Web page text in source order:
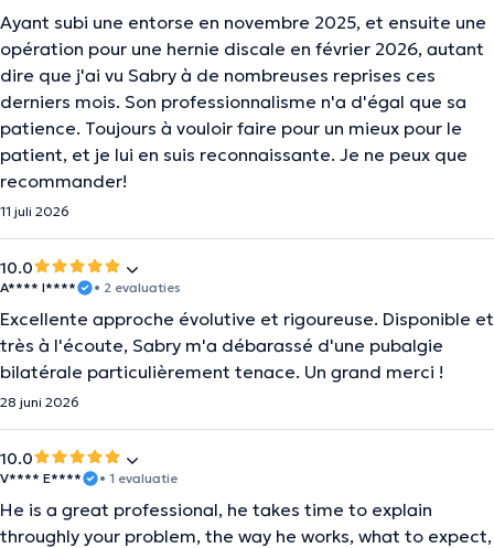
Ayant subi une entorse en novembre 2025, et ensuite une
opération pour une hernie discale en février 2026, autant
dire que j'ai vu Sabry à de nombreuses reprises ces
derniers mois. Son professionnalisme n'a d'égal que sa
patience. Toujours à vouloir faire pour un mieux pour le
patient, et je lui en suis reconnaissante. Je ne peux que
recommander!
11 juli 2026
10.0
A**** I**** • 2 evaluaties
Excellente approche évolutive et rigoureuse. Disponible et
très à l'écoute, Sabry m'a débarassé d'une pubalgie
bilatérale particulièrement tenace. Un grand merci !
28 juni 2026
10.0
V**** E**** • 1 evaluatie
He is a great professional, he takes time to explain
throughly your problem, the way he works, what to expect,